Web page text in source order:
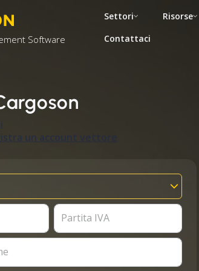
Software
Settori Risorse
Contattaci
Partita IVA